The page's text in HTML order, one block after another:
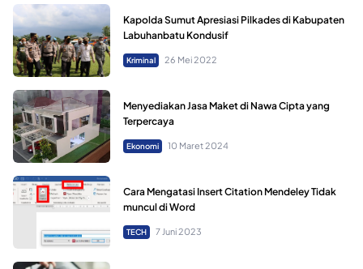
Kapolda Sumut Apresiasi Pilkades di Kabupaten
Labuhanbatu Kondusif
Kriminal 26 Mei 2022
Menyediakan Jasa Maket di Nawa Cipta yang
Terpercaya
Ekonomi 10 Maret 2024
Cara Mengatasi Insert Citation Mendeley Tidak
muncul di Word
TECH 7 Juni 2023